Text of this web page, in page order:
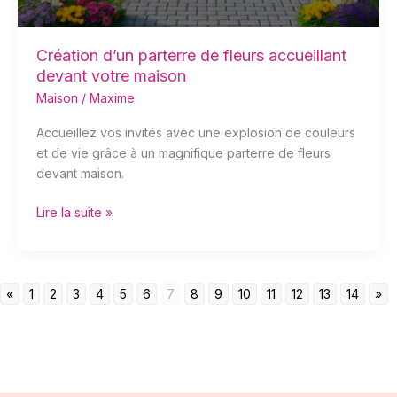
Création d’un parterre de fleurs accueillant
devant votre maison
Maison / Maxime
Accueillez vos invités avec une explosion de couleurs
et de vie grâce à un magnifique parterre de fleurs
devant maison.
Lire la suite »
« 1 2 3 4 5 6 7 8 9 10 11 12 13 14 »